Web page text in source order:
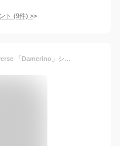
ト (9件) >
【SALE／20%OFF】NANO universe 「Damerino」シャドーストライプセットアップ ナノユニバース スーツ・フォーマル セットアップスーツ ブラウン ブラック【送料無料】